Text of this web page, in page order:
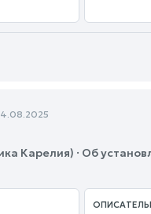
Карелия) · Об